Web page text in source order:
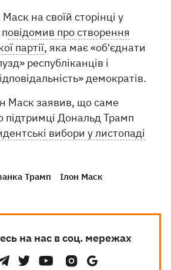
на своїй сторінці у
овідомив про створення
партії, яка має «об'єднати
республіканців і
демократів.
Маск заявив, що саме
підтримці Дональд Трамп
вибори у листопаді
Трамп Ілон Маск
на нас в соц. мережах